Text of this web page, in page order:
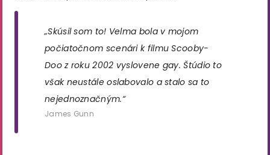
„Skúsil som to! Velma bola v mojom
počiatočnom scenári k filmu Scooby-
Doo z roku 2002 vyslovene gay. Štúdio to
však neustále oslabovalo a stalo sa to
nejednoznačným.“
James Gunn